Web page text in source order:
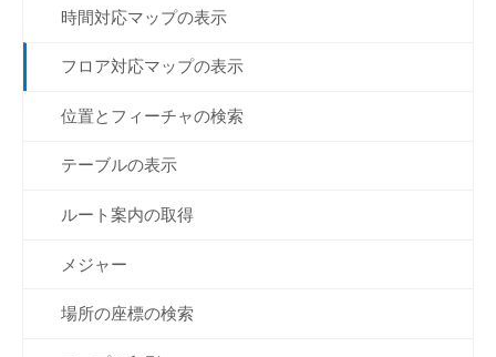
時間対応マップの表示
フロア対応マップの表示
位置とフィーチャの検索
テーブルの表示
ルート案内の取得
メジャー
場所の座標の検索